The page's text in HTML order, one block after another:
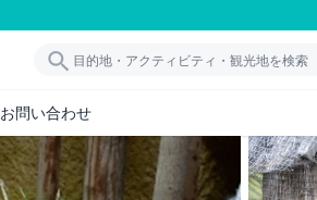
お問い合わせ